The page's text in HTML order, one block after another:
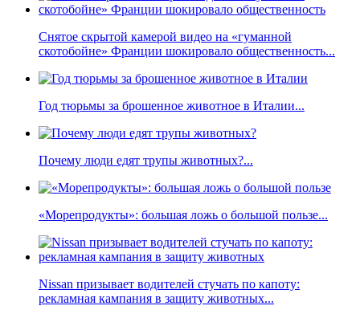
Снятое скрытой камерой видео на «гуманной
скотобойне» Франции шокировало общественность...
Год тюрьмы за брошенное животное в Италии...
Почему люди едят трупы животных?...
«Морепродукты»: большая ложь о большой пользе...
Nissan призывает водителей стучать по капоту:
рекламная кампания в защиту животных...